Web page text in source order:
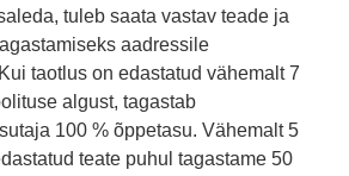
tuleb saata vastav teade ja
aadressile
taotlus on edastatud vähemalt 7
algust, tagastab
100 % õppetasu. Vähemalt 5
teate puhul tagastame 50